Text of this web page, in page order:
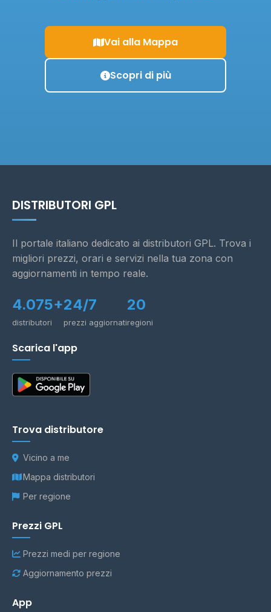
Vai alla Mappa
Scopri di più
DISTRIBUTORI GPL
Il portale italiano dedicato ai distributori GPL. Trova i
migliori prezzi, orari e servizi nella tua zona con
aggiornamenti in tempo reale.
4.075+
distributori
24/7
prezzi aggiornati
20
regioni
Scarica l'app
Trova distributore
Vicino a me
Mappa distributori
Per regione
Prezzi GPL
Prezzi medi per regione
Aggiornamento prezzi
App